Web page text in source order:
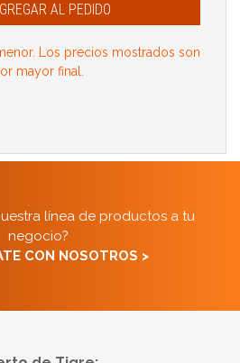
AL PEDIDO
Los precios mostrados son
mayor final.
línea de productos a tu
negocio?
CON NOSOTROS >